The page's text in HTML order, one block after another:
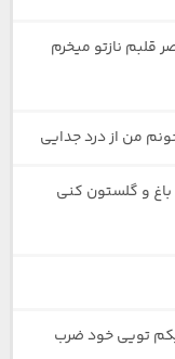
نازتو میخرم
من از درد جدایی
و گلستون کنی
تویی خود ضرب